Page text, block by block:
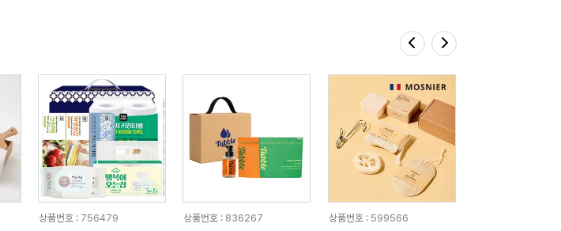
상품번호 : 756479
상품번호 : 836267
상품번호 : 599566